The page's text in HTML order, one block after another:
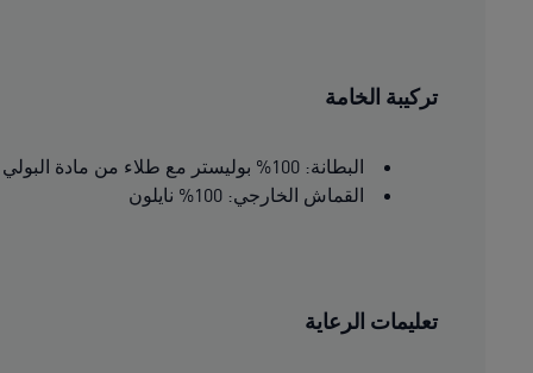
تركيبة الخامة
البطانة: 100% بوليستر مع طلاء من مادة البولي يوريثين
القماش الخارجي: 100% نايلون
تعليمات الرعاية